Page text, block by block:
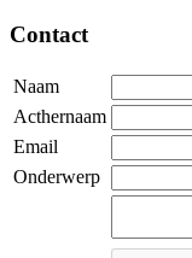
Contact
Naam
Acthernaam
Email
Onderwerp